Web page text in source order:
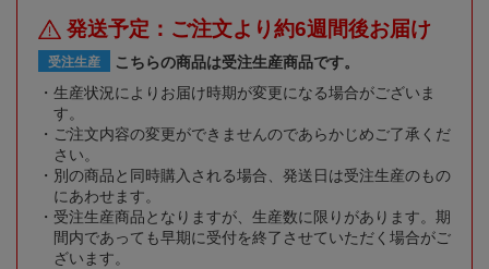
発送予定：ご注文より約6週間後お届け
受注生産
こちらの商品は受注生産商品です。
生産状況によりお届け時期が変更になる場合がございま
す。
ご注文内容の変更ができませんのであらかじめご了承くだ
さい。
別の商品と同時購入される場合、発送日は受注生産のもの
にあわせます。
受注生産商品となりますが、生産数に限りがあります。期
間内であっても早期に受付を終了させていただく場合がご
ざいます。